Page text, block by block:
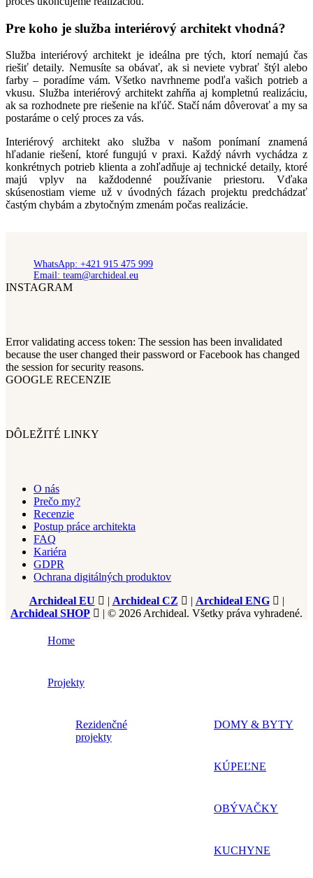
Pre koho je služba interiérový architekt vhodná?
Služba interiérový architekt je ideálna pre tých, ktorí nemajú čas
riešiť detaily. Nemusíte sa obávať, ak si neviete vybrať štýl alebo
farby – poradíme vám. Všetko navrhneme podľa vašich potrieb a
vkusu. Služba interiérový architekt zahŕňa aj kompletnú realizáciu,
ak sa rozhodnete pre riešenie na kľúč. Stačí nám dôverovať a my sa
postaráme o celý proces za vás.
Interiérový architekt ako služba v našom ponímaní znamená
hľadanie riešení, ktoré fungujú v praxi. Každý návrh vychádza z
konkrétnych potrieb klienta a zohľadňuje aj technické detaily, ktoré
majú vplyv na každodenné používanie priestoru. Vďaka
skúsenostiam vieme už v úvodných fázach projektu predchádzať
častým chybám a zbytočným zmenám počas realizácie.
WhatsApp: +421 915 475 999
Email: team@archideal.eu
INSTAGRAM
Error validating access token: The session has been invalidated
because the user changed their password or Facebook has changed
the session for security reasons.
GOOGLE RECENZIE
DÔLEŽITÉ LINKY
O nás
Prečo my?
Recenzie
Postup práce architekta
FAQ
Kariéra
GDPR
Ochrana digitálných produktov
Archideal EU
| Archideal CZ | Archideal ENG
|
Archideal SHOP
| © 2026 Archideal. Všetky práva vyhradené.
Home
Projekty
Rezidenčné
projekty
DOMY & BYTY
KÚPEĽNE
OBÝVAČKY
KUCHYNE